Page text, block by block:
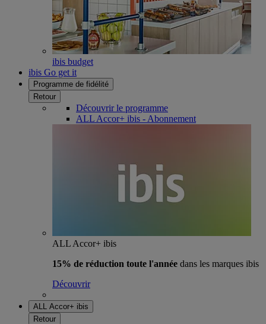
ibis budget
ibis Go get it
Programme de fidélité
Retour
Découvrir le programme
ALL Accor+ ibis - Abonnement
ALL Accor+ ibis
15% de réduction toute l'année dans les marques ibis
Découvrir
ALL Accor+ ibis
Retour